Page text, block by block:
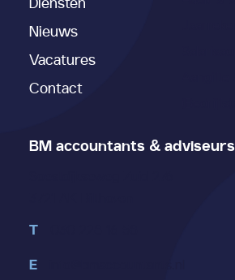
Nieuws
Vacatures
Contact
BM accountants & adviseurs
T
E